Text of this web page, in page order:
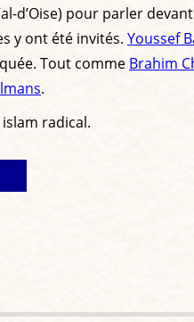
d’Oise) pour parler
y ont été invités. Youssef
Tout comme Brahim
.
radical.